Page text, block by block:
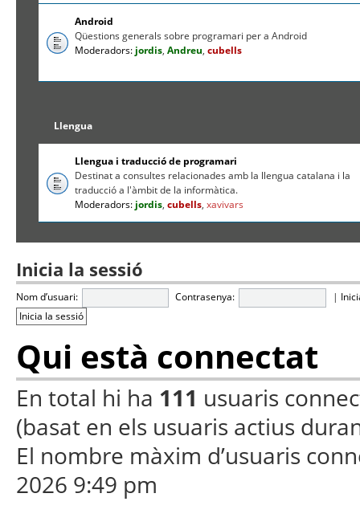
Android
Qüestions generals sobre programari per a Android
Moderadors: jordis,Andreu,cubells
Llengua
Llengua i traducció de programari
Destinat a consultes relacionades amb la llengua catalana i la
traducció a l'àmbit de la informàtica.
Moderadors: jordis,cubells,xavivars
Inicia la sessió
Nom d’usuari: Contrasenya: |
Qui està connectat
En total hi ha 111 usuaris
(basat en els usuaris actius
El nombre màxim d’usuaris
2026 9:49 pm